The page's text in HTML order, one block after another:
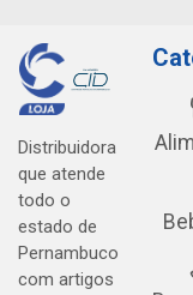
Distribuidora
que atende
todo o
estado de
Pernambuco
com artigos